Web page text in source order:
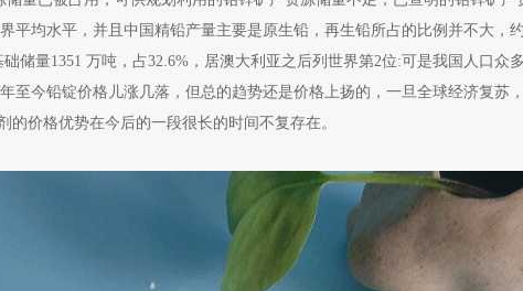
平均水平，并且中国精铅产量主要是原生铅，再生铅所占的比例并不大，
储量1351 万吨，占32.6%，居澳大利亚之后列世界第2位:可是我国人口众
至今铅锭价格儿涨几落，但总的趋势还是价格上扬的，一旦全球经济复苏
价格优势在今后的一段很长的时间不复存在。